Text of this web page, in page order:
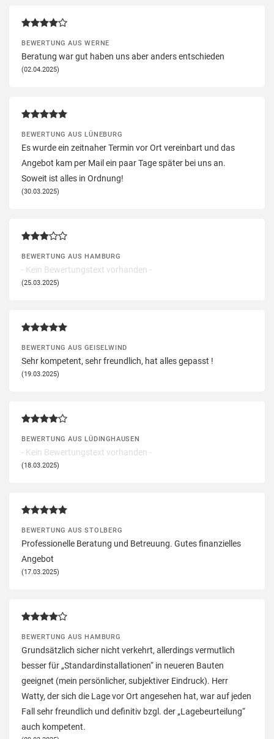
BEWERTUNG AUS WERNE
Beratung war gut haben uns aber anders entschieden
(02.04.2025)
BEWERTUNG AUS LÜNEBURG
Es wurde ein zeitnaher Termin vor Ort vereinbart und das
Angebot kam per Mail ein paar Tage später bei uns an.
Soweit ist alles in Ordnung!
(30.03.2025)
BEWERTUNG AUS HAMBURG
- Kein Bewertungstext vorhanden -
(25.03.2025)
BEWERTUNG AUS GEISELWIND
Sehr kompetent, sehr freundlich, hat alles gepasst !
(19.03.2025)
BEWERTUNG AUS LÜDINGHAUSEN
- Kein Bewertungstext vorhanden -
(18.03.2025)
BEWERTUNG AUS STOLBERG
Professionelle Beratung und Betreuung. Gutes finanzielles
Angebot
(17.03.2025)
BEWERTUNG AUS HAMBURG
Grundsätzlich sicher nicht verkehrt, allerdings vermutlich
besser für „Standardinstallationen“ in neueren Bauten
geeignet (mein persönlicher, subjektiver Eindruck). Herr
Watty, der sich die Lage vor Ort angesehen hat, war auf jeden
Fall sehr freundlich und definitiv bzgl. der „Lagebeurteilung“
auch kompetent.